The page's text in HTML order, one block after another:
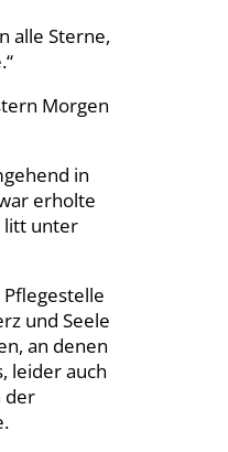
alle Sterne,
Morgen
in
erholte
litt unter
und Seele
an denen
leider auch
der